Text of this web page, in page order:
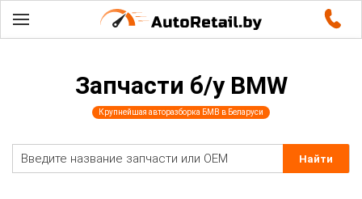
Запчасти б/у BMW
Крупнейшая авторазборка БМВ в Беларуси